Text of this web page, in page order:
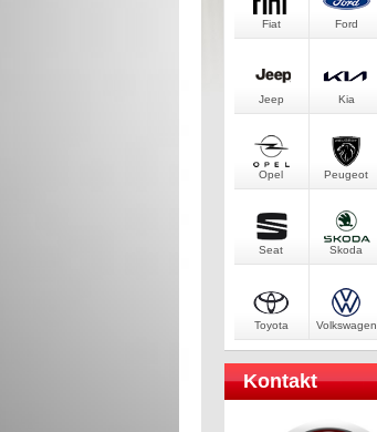
Fiat Ford
Jeep Kia
Opel Peugeot
Seat Skoda
Toyota Volkswagen
Kontakt